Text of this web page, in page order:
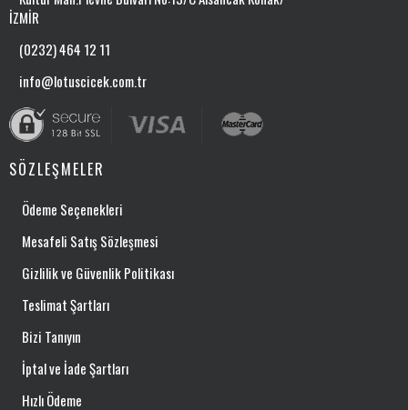
İZMİR
(0232) 464 12 11
info@lotuscicek.com.tr
SÖZLEŞMELER
Ödeme Seçenekleri
Mesafeli Satış Sözleşmesi
Gizlilik ve Güvenlik Politikası
Teslimat Şartları
Bizi Tanıyın
İptal ve İade Şartları
Hızlı Ödeme